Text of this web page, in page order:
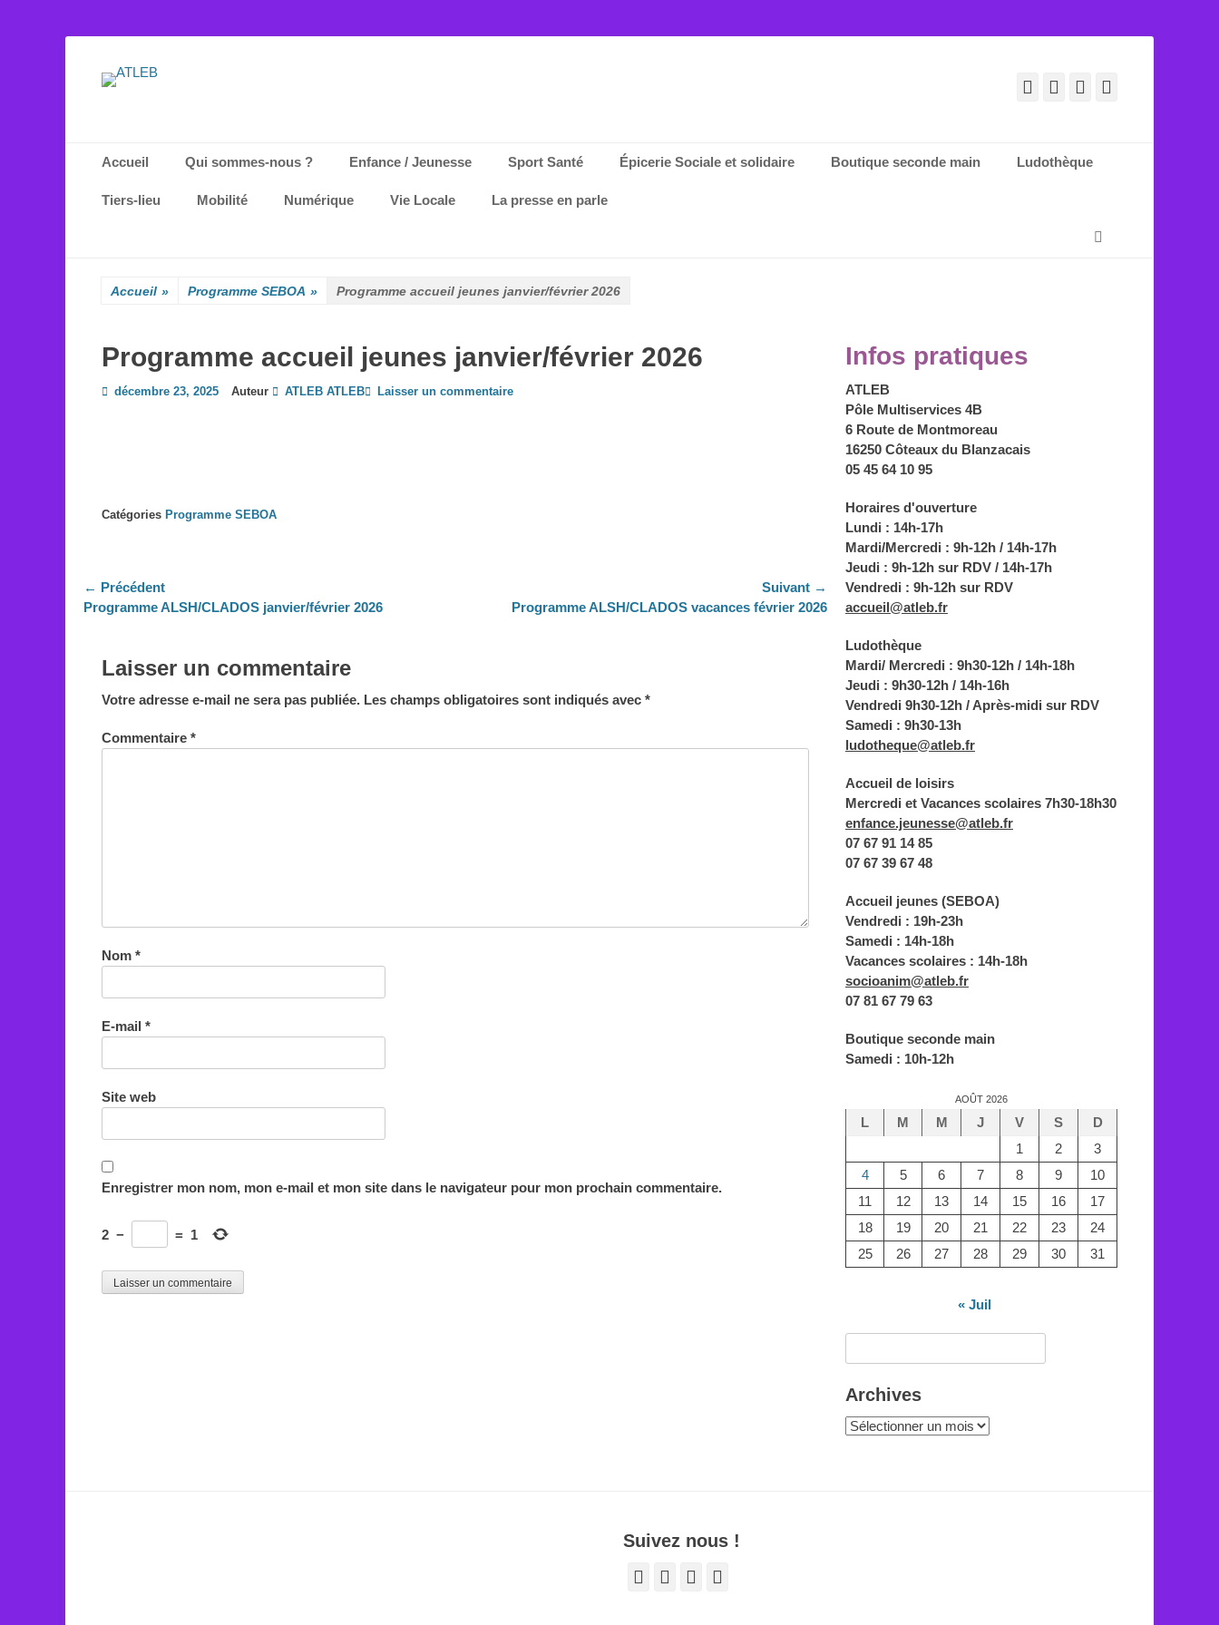
ATLEB FacebookYouTube
Menu principal
contenu
Accueil Qui sommes-nous ? Enfance / Jeunesse Sport Santé Épicerie Sociale et solidaire Boutique seconde main Ludothèque
Tiers-lieu Mobilité Numérique Vie Locale
La presse en parle
Accueil » Programme SEBOA » Programme accueil jeunes janvier/février 2026
Programme accueil jeunes janvier/février 2026
Posted
décembre 23, 2025 Auteur ATLEB ATLEB Laisser un commentaire
Catégories Programme SEBOA
Navigation
de
← Précédent
Article
Programme ALSH/CLADOS janvier/février 2026
Suivant →
Programme ALSH/CLADOS vacances février 2026
Laisser un commentaire
Votre adresse e-mail ne sera pas publiée. Les champs obligatoires sont indiqués avec *
Commentaire *
Nom *
E-mail *
Site web
Enregistrer mon nom, mon e-mail et mon site dans le navigateur pour mon prochain commentaire.
2 − = 1
Infos pratiques
ATLEB
Pôle Multiservices 4B
6 Route de Montmoreau
16250 Côteaux du Blanzacais
05 45 64 10 95
Horaires d'ouverture
Lundi : 14h-17h
Mardi/Mercredi : 9h-12h / 14h-17h
Jeudi : 9h-12h sur RDV / 14h-17h
Vendredi : 9h-12h sur RDV
accueil@atleb.fr
Ludothèque
Mardi/ Mercredi : 9h30-12h / 14h-18h
Jeudi : 9h30-12h / 14h-16h
Vendredi 9h30-12h / Après-midi sur RDV
Samedi : 9h30-13h
ludotheque@atleb.fr
Accueil de loisirs
Mercredi et Vacances scolaires 7h30-18h30
enfance.jeunesse@atleb.fr
07 67 91 14 85
07 67 39 67 48
Accueil jeunes (SEBOA)
Vendredi : 19h-23h
Samedi : 14h-18h
Vacances scolaires : 14h-18h
socioanim@atleb.fr
07 81 67 79 63
Boutique seconde main
Samedi : 10h-12h
AOÛT 2026
L M M J V S
D
1
2
3
4
5 6 7 8 9
10
11
12 13 14 15 16
17
18
19 20 21 22 23
24
25
26 27 28 29 30 31
« Juil
Archives
Archives
Suivez nous !
FacebookYouTube